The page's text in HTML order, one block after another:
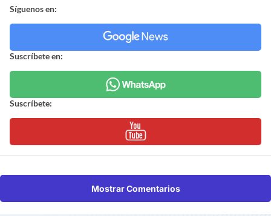
Síguenos en:
Suscríbete en:
Suscríbete:
Mostrar Comentarios